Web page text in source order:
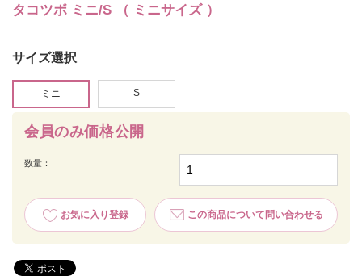
タコツボ ミニ/S （ ミニサイズ ）
会員のみ価格公開
数量：
お気に入り登録 この商品について問い合わせる
サイズ選択
ミニ S